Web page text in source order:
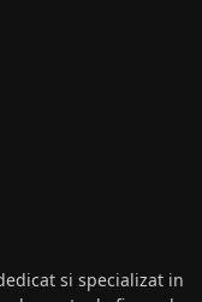
si specializat in